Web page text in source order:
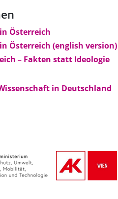
Österreich
Österreich (english version)
– Fakten statt Ideologie
in Deutschland